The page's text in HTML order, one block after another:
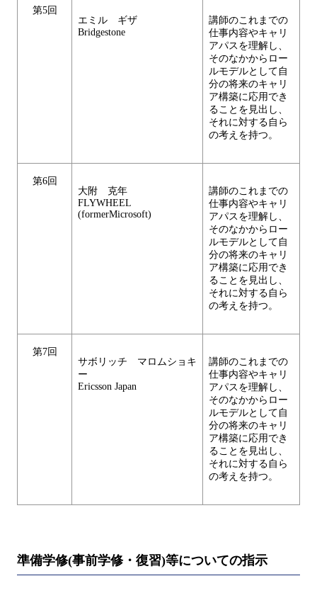
第5回
エミル ギザ
Bridgestone
講師のこれまでの
仕事内容やキャリ
アパスを理解し、
そのなかからロー
ルモデルとして自
分の将来のキャリ
ア構築に応用でき
ることを見出し、
それに対する自ら
の考えを持つ。
第6回
大附 克年
FLYWHEEL
(formerMicrosoft)
講師のこれまでの
仕事内容やキャリ
アパスを理解し、
そのなかからロー
ルモデルとして自
分の将来のキャリ
ア構築に応用でき
ることを見出し、
それに対する自ら
の考えを持つ。
第7回
サボリッチ マロムショキ
ー
Ericsson Japan
講師のこれまでの
仕事内容やキャリ
アパスを理解し、
そのなかからロー
ルモデルとして自
分の将来のキャリ
ア構築に応用でき
ることを見出し、
それに対する自ら
の考えを持つ。
準備学修(事前学修・復習)等についての指示